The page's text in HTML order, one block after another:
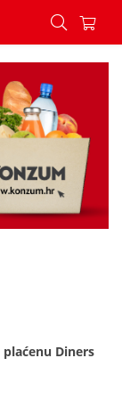
- Konzum
Diners